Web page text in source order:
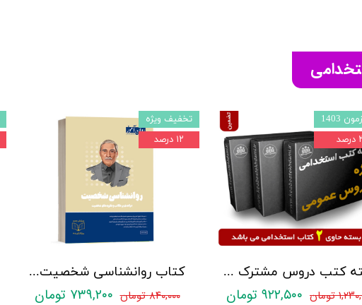
کتاب روانشناسی شخصیت نشر روان آموز زهرا ساعدی
۸۴۰,۰۰۰ تومان ۷۳۹,۲۰۰ تومان
تخفیف ویژه
۱۲ درصد
بسته کتب دروس مشترک عمومی اختصاصی آزمون استخدامی آموزش و پرورش نشر چهارخونه
تومان ۹۲۲,۵۰۰ تومان
1403